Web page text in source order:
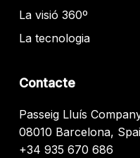
La visió 360º
La tecnologia
Contacte
Passeig Lluís
08010 Barcelona,
+34 935 670 686